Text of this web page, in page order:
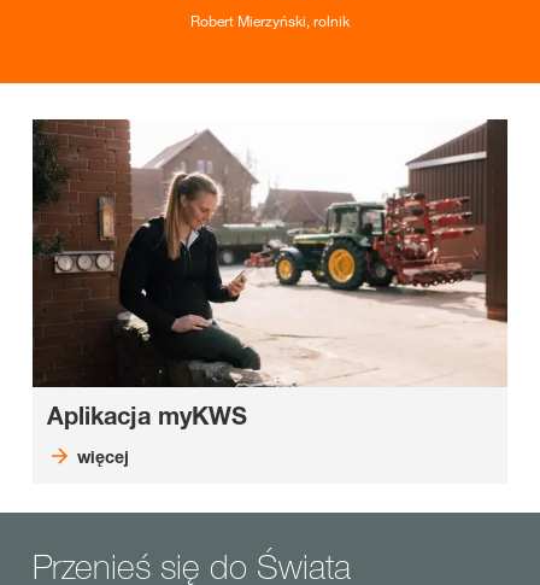
Robert Mierzyński, rolnik
Aplikacja myKWS
więcej
Przenieś się do Świata